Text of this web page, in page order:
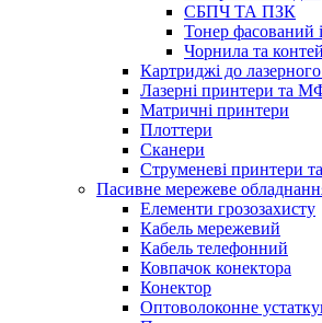
СБПЧ ТА ПЗК
Тонер фасований
Чорнила та
Картриджі до
Лазерні принтери та
Матричні принтери
Плоттери
Сканери
Струменеві принтери
Пасивне мережеве
Елементи грозозахисту
Кабель мережевий
Кабель телефонний
Ковпачок конектора
Конектор
Оптоволоконне